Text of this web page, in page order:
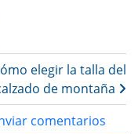
de
elegir la talla del
de montaña
comentarios